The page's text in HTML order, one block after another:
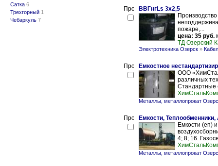
Сатка 6
Трехгорный 1
Чебаркуль 7
ВВГнгLs 3х2,5
пожаре,...
цена: 35 руб.
ТД Озерский
Электротехника Озерск »
Емкостное
ООО
различных
Cтандартные
Металлы, металлопрокат
Емкости,
Емкости (еп)
4; 8; 16.
Металлы, металлопрокат